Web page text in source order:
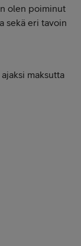
olen poiminut
sekä eri tavoin
maksutta